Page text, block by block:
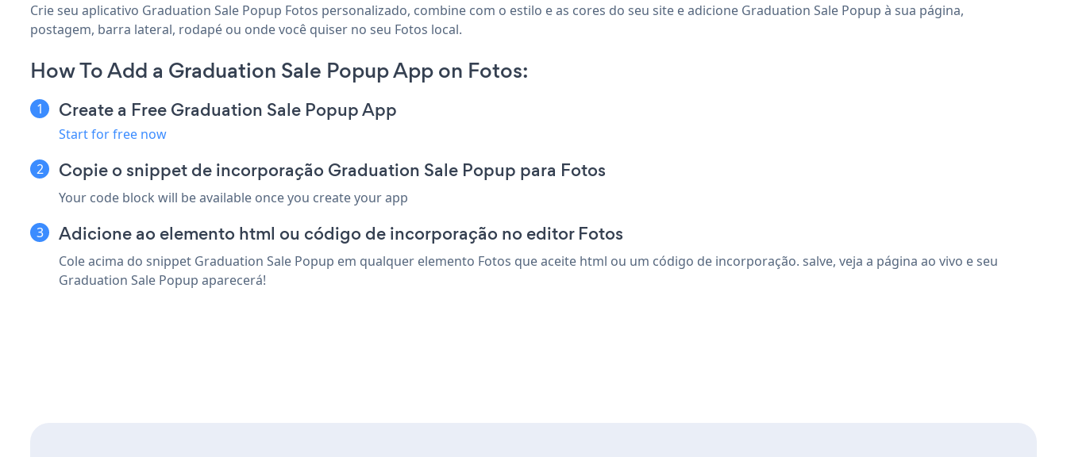
Crie seu aplicativo Graduation Sale Popup Fotos personalizado, combine com o estilo e as cores do seu site e adicione Graduation Sale Popup à sua página,
postagem, barra lateral, rodapé ou onde você quiser no seu Fotos local.
How To Add a Graduation Sale Popup App on Fotos:
Create a Free Graduation Sale Popup App
Start for free now
Copie o snippet de incorporação Graduation Sale Popup para Fotos
Your code block will be available once you create your app
Adicione ao elemento html ou código de incorporação no editor Fotos
Cole acima do snippet Graduation Sale Popup em qualquer elemento Fotos que aceite html ou um código de incorporação. salve, veja a página ao vivo e seu
Graduation Sale Popup aparecerá!